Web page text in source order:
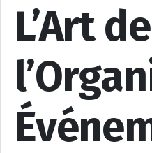
L’Art de